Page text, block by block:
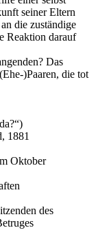
seiner Eltern
die zuständige
Reaktion darauf
Das
)Paaren, die tot
1881
Oktober
des